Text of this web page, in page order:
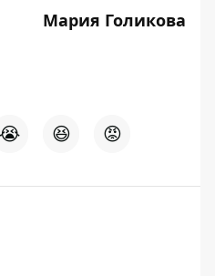
Мария Голикова
😭 😆 😡